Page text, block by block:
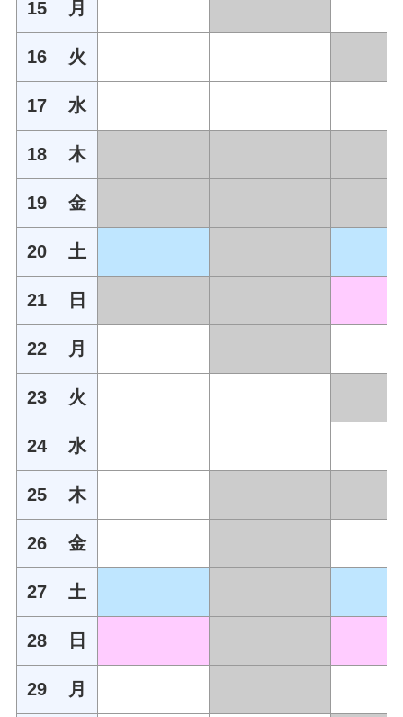
15 月
16 火
17 水
18 木
19 金
20 土
21 日
22 月
23 火
24 水
25 木
26 金
27 土
28 日
29 月